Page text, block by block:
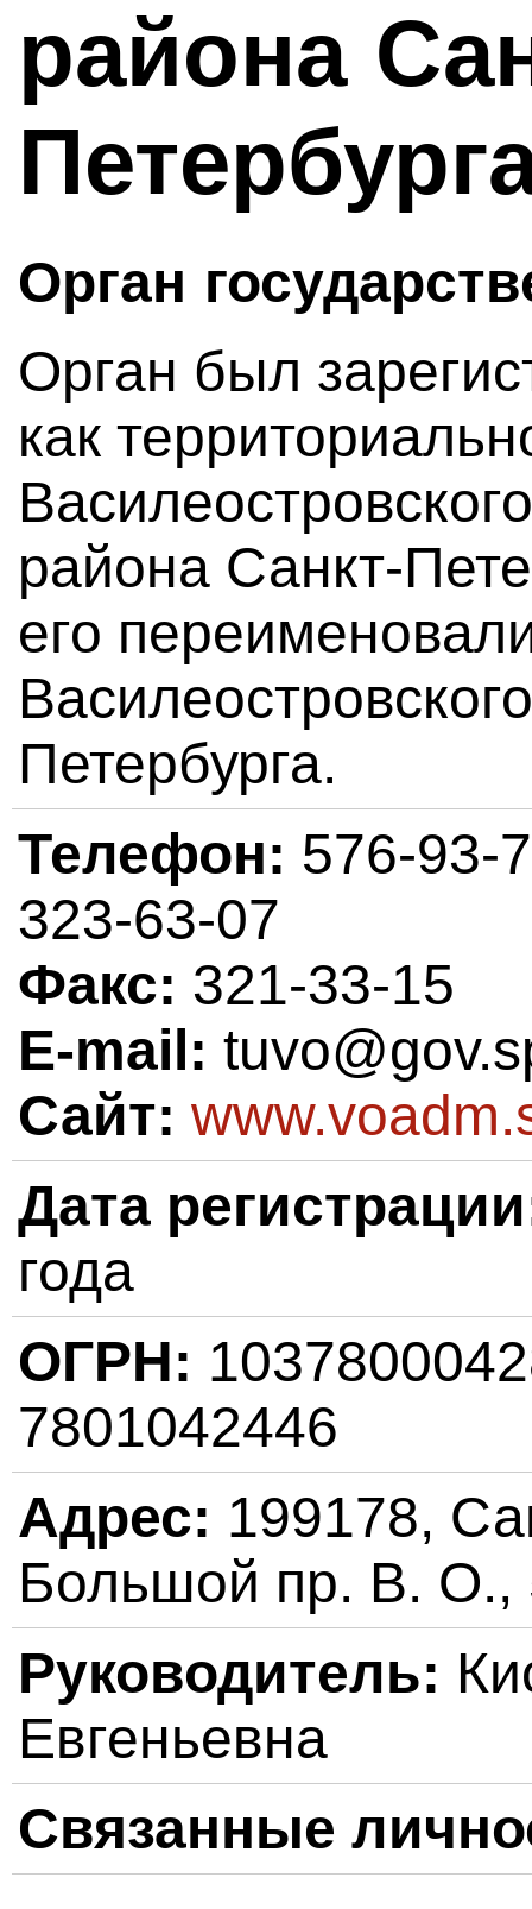
района
Орган
Орган был
как
района Санкт-
его
Петербурга.
Телефон: 576-93-
323-63-07
Факс: 321-33-15
E-mail:
Сайт:
Дата
года
ОГРН:
7801042446
Адрес: 199178,
Большой пр. В. О.,
Руководитель:
Евгеньевна
Связанные